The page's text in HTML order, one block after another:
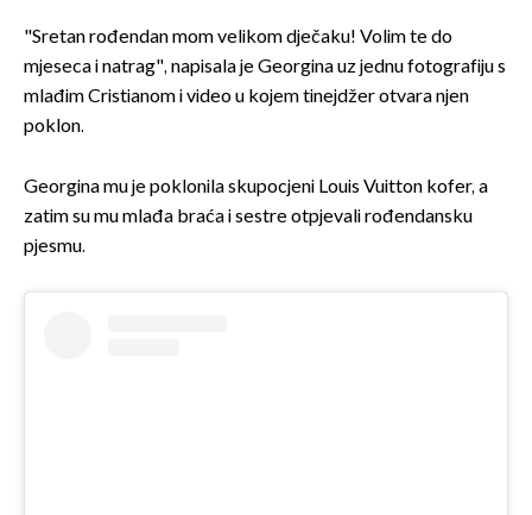
"Sretan rođendan mom velikom dječaku! Volim te do
mjeseca i natrag", napisala je Georgina uz jednu fotografiju s
mlađim Cristianom i video u kojem tinejdžer otvara njen
poklon.
Georgina mu je poklonila skupocjeni Louis Vuitton kofer, a
zatim su mu mlađa braća i sestre otpjevali rođendansku
pjesmu.